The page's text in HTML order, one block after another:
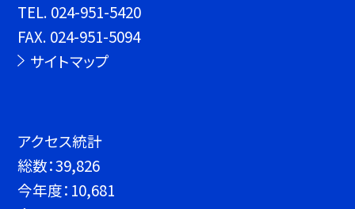
TEL. 024-951-5420
FAX. 024-951-5094
サイトマップ
アクセス統計
総数：39,826
今年度： 10,681